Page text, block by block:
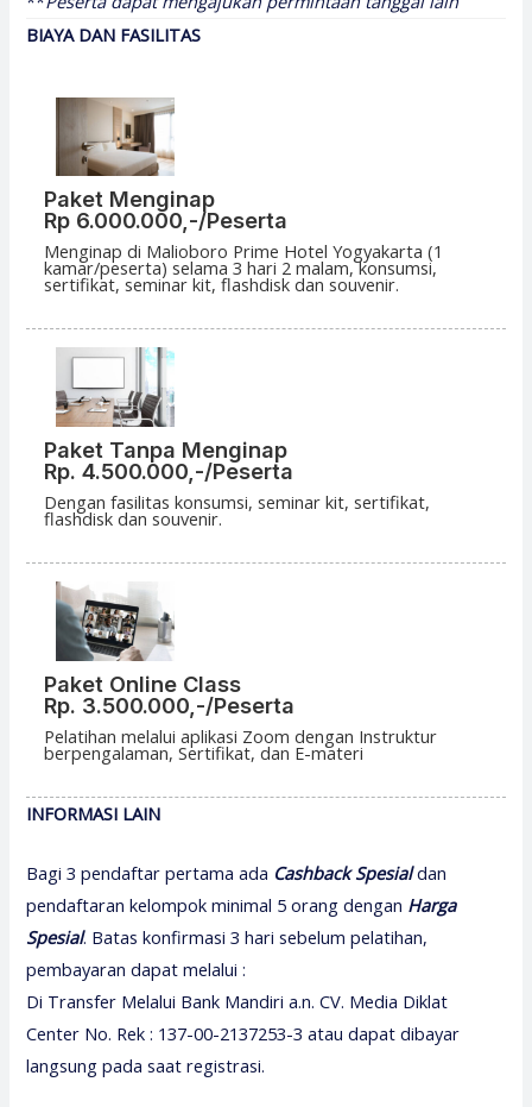
BIAYA DAN FASILITAS
Paket Menginap
Rp 6.000.000,-/Peserta
Menginap di Malioboro Prime Hotel Yogyakarta (1
kamar/peserta) selama 3 hari 2 malam, konsumsi,
sertifikat, seminar kit, flashdisk dan souvenir.
Paket Tanpa Menginap
Rp. 4.500.000,-/Peserta
Dengan fasilitas konsumsi, seminar kit, sertifikat,
flashdisk dan souvenir.
Paket Online Class
Rp. 3.500.000,-/Peserta
Pelatihan melalui aplikasi Zoom dengan Instruktur
berpengalaman, Sertifikat, dan E-materi
INFORMASI LAIN
Bagi 3 pendaftar pertama ada Cashback Spesialdan
pendaftaran kelompok minimal 5 orang dengan Harga
Spesial. Batas konfirmasi 3 hari sebelum pelatihan,
pembayaran dapat melalui :
Di Transfer Melalui Bank Mandiri a.n. CV. Media Diklat
Center No. Rek : 137-00-2137253-3 atau dapat dibayar
langsung pada saat registrasi.